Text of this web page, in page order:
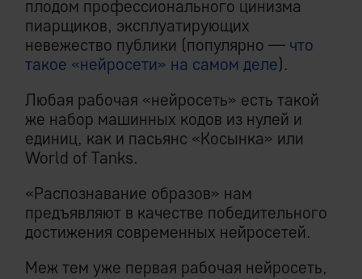
плодом профессионального цинизма
пиарщиков, эксплуатирующих
невежество публики (популярно — что
такое «нейросети» на самом деле).
Любая рабочая «нейросеть» есть такой
же набор машинных кодов из нулей и
единиц, как и пасьянс «Косынка» или
World of Tanks.
«Распознавание образов» нам
предъявляют в качестве победительного
достижения современных нейросетей.
Меж тем уже первая рабочая нейросеть,